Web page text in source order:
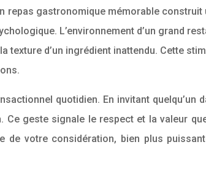
repas gastronomique mémorable
L’environnement d’un grand
texture d’un ingrédient inattendu. Cette
quotidien. En invitant
Ce geste signale le respect et la valeur
de votre considération, bien plus